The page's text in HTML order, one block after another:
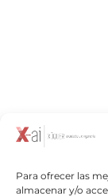
Para ofrecer las
almacenar y/o